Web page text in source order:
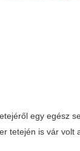
egy egész
tetején is vár volt